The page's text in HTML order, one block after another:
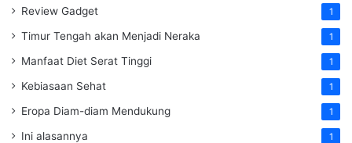
Review Gadget 1
Timur Tengah akan Menjadi Neraka 1
Manfaat Diet Serat Tinggi 1
Kebiasaan Sehat 1
Eropa Diam-diam Mendukung 1
Ini alasannya 1